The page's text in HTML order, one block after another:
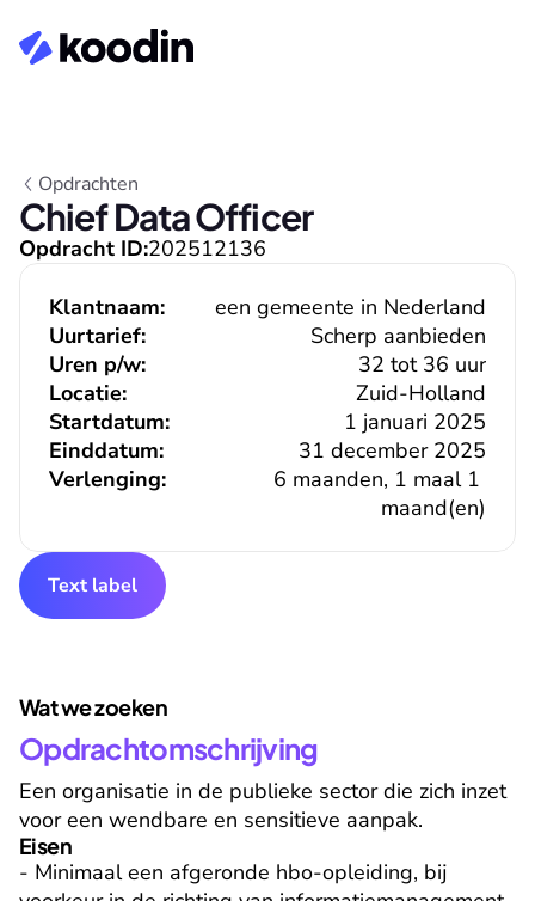
Opdrachten
Chief Data Officer
Opdracht ID:202512136
Klantnaam:
een gemeente in Nederland
Uurtarief:
Scherp aanbieden
32 tot 36 uur
Uren p/w:
Locatie:
Zuid-Holland
Verlenging:
6 maanden, 1 maal 1
maand(en)
Einddatum: 31 december 2025
Startdatum: 1 januari 2025
Text label
Wat we zoeken
Opdrachtomschrijving
Een organisatie in de publieke sector die zich inzet
voor een wendbare en sensitieve aanpak.
Eisen
- Minimaal een afgeronde hbo-opleiding, bij